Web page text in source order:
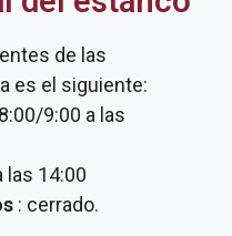
de las
es el siguiente:
8:00/9:00 a las
las 14:00
: cerrado.